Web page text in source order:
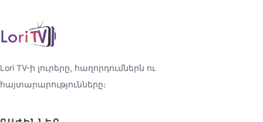
Lori TV-ի լուրերը, հաղորդումներն ու
հայտարարությունները։